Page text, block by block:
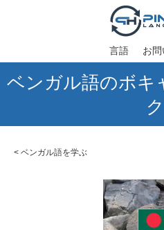
言語 お
ベンガル語のボキ
ク
< ベンガル語を学ぶ